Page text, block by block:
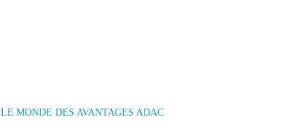
LE MONDE DES AVANTAGES ADAC